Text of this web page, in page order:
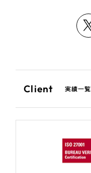
Client 実績一覧